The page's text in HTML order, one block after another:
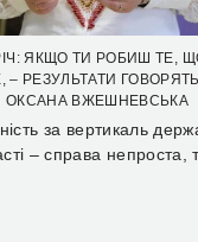
ЯКЩО ТИ РОБИШ ТЕ,
РЕЗУЛЬТАТИ
ОКСАНА ВЖЕШНЕВСЬКА
за вертикаль
– справа непроста,